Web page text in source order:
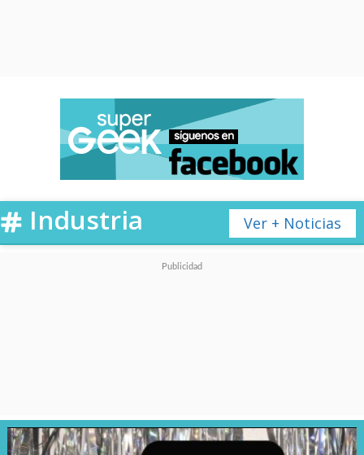
Ver + Noticias
Industria